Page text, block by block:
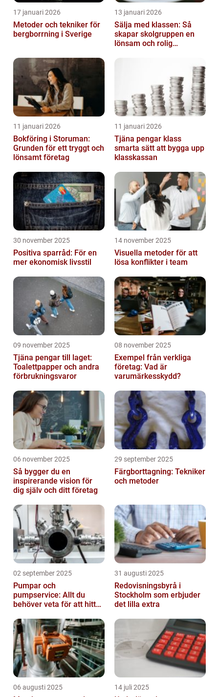
17 januari 2026
Metoder och tekniker för
bergborrning i Sverige
13 januari 2026
Sälja med klassen: Så
skapar skolgruppen en
lönsam och rolig
11 januari 2026
Bokföring i Storuman:
Grunden för ett tryggt och
lönsamt företag
11 januari 2026
Tjäna pengar klass
smarta sätt att bygga upp
klasskassan
30 november 2025
Positiva sparråd: För en
mer ekonomisk livsstil
14 november 2025
Visuella metoder för att
lösa konflikter i team
09 november 2025
Tjäna pengar till laget:
Toalettpapper och andra
förbrukningsvaror
08 november 2025
Exempel från verkliga
företag: Vad är
varumärkesskydd?
06 november 2025
Så bygger du en
inspirerande vision för
dig själv och ditt företag
29 september 2025
Färgborttagning: Tekniker
och metoder
02 september 2025
Pumpar och
pumpservice: Allt du
behöver veta för att hitta
31 augusti 2025
Redovisningsbyrå i
Stockholm som erbjuder
det lilla extra
06 augusti 2025 14 juli 2025